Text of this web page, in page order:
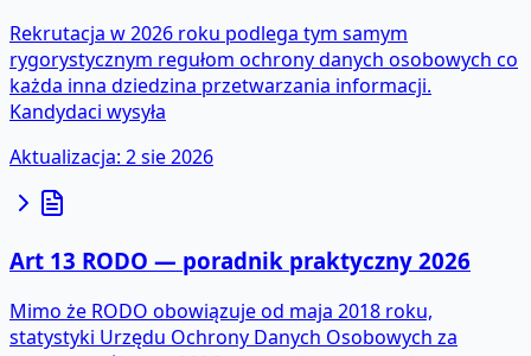
Rekrutacja w 2026 roku podlega tym samym
rygorystycznym regułom ochrony danych osobowych co
każda inna dziedzina przetwarzania informacji.
Kandydaci wysyła
Aktualizacja: 2 sie 2026
Art 13 RODO — poradnik praktyczny 2026
Mimo że RODO obowiązuje od maja 2018 roku,
statystyki Urzędu Ochrony Danych Osobowych za